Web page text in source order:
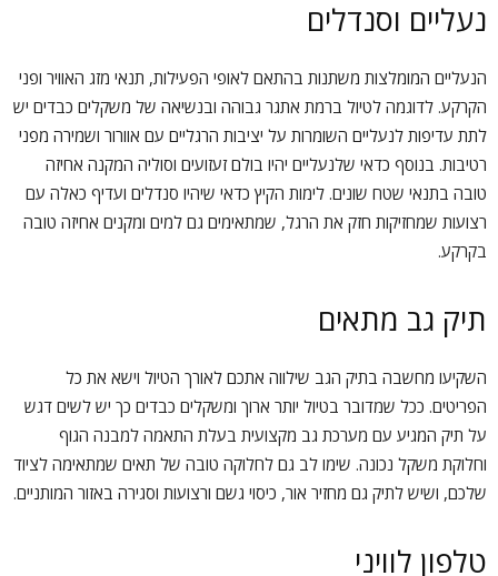
נעליים וסנדלים
הנעליים המומלצות משתנות בהתאם לאופי הפעילות, תנאי מזג האוויר ופני
הקרקע. לדוגמה לטיול ברמת אתגר גבוהה ובנשיאה של משקלים כבדים יש
לתת עדיפות לנעליים השומרות על יציבות הרגליים עם אוורור ושמירה מפני
רטיבות. בנוסף כדאי שלנעליים יהיו בולם זעזועים וסוליה המקנה אחיזה
טובה בתנאי שטח שונים. לימות הקיץ כדאי שיהיו סנדלים ועדיף כאלה עם
רצועות שמחזיקות חזק את הרגל, שמתאימים גם למים ומקנים אחיזה טובה
בקרקע.
תיק גב מתאים
השקיעו מחשבה בתיק הגב שילווה אתכם לאורך הטיול וישא את כל
הפריטים. ככל שמדובר בטיול יותר ארוך ומשקלים כבדים כך יש לשים דגש
על תיק המגיע עם מערכת גב מקצועית בעלת התאמה למבנה הגוף
וחלוקת משקל נכונה. שימו לב גם לחלוקה טובה של תאים שמתאימה לציוד
שלכם, ושיש לתיק גם מחזיר אור, כיסוי גשם ורצועות וסגירה באזור המותניים.
טלפון לוויני